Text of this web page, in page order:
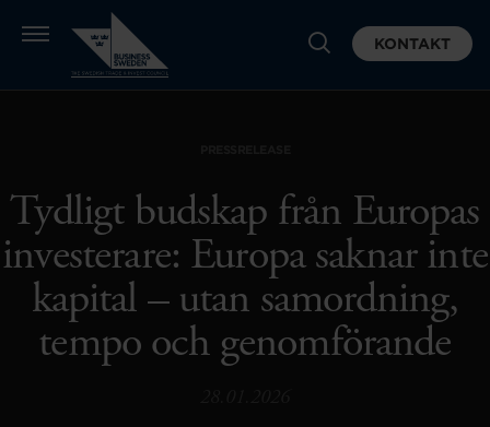
KONTAKT
Tydligt budskap från Europas
investerare: Europa saknar inte
kapital – utan samordning,
tempo och genomförande